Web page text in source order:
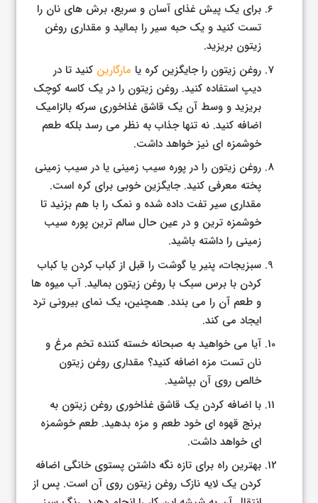
برای یک پیش غذای آسان و سریع، برش های نان را
تست کنید و یک حبه سیر را بمالید و مقداری روغن
زیتون بریزید.
روغن زیتون را جایگزین کره یا مارگارین کنید تا در
دیپ استفاده کنید. روغن زیتون را در یک کاسه کوچک
بریزید و وسط آن یک قاشق غذاخوری سرکه بالزامیک
اضافه کنید. نه تنها جذاب به نظر می رسد بلکه طعم
خوشمزه ای نیز خواهد داشت.
روغن زیتون را در پوره سیب زمینی یا در سیب زمینی
پخته معرفی کنید. جایگزین خوبی برای کره است.
مقداری سیر تفت داده شده و نمک را با هم بزنید تا
خوشمزه ترین و در عین حال سالم ترین پوره سیب
زمینی را داشته باشید.
سبزیجات، پنیر یا گوشت را قبل از کباب کردن یا کباب
کردن با برس سبک با روغن زیتون بمالید. آب میوه ها
و طعم آن را می بندد. همچنین، یک نمای بیرونی ترد
ایجاد می کند.
آیا می خواهید به صبحانه خسته کننده تخم مرغ و
نان تست مزه اضافه کنید؟ مقداری روغن زیتون
خالص روی آن بپاشید.
با اضافه کردن یک قاشق غذاخوری روغن زیتون به
برنج قهوه ای خود طعم و مزه بدهید. طعم خوشمزه
ای خواهد داشت.
بهترین راه برای تازه نگه داشتن پستوی خانگی اضافه
کردن یک لایه نازک روغن زیتون روی آن است. پس از